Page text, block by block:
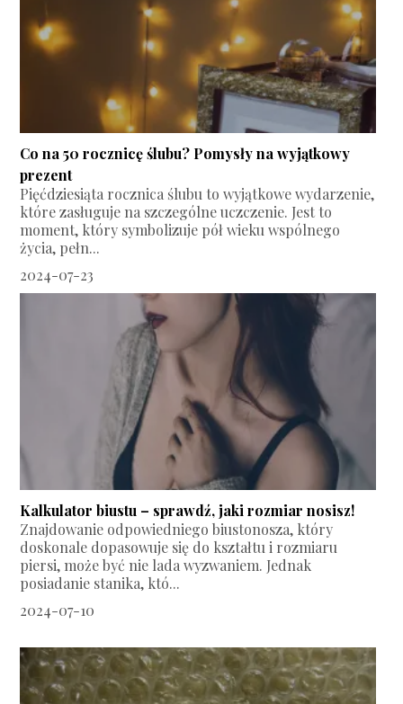
Co na 50 rocznicę ślubu? Pomysły na wyjątkowy
prezent
Pięćdziesiąta rocznica ślubu to wyjątkowe wydarzenie,
które zasługuje na szczególne uczczenie. Jest to
moment, który symbolizuje pół wieku wspólnego
życia, pełn...
2024-07-23
Kalkulator biustu – sprawdź, jaki rozmiar nosisz!
Znajdowanie odpowiedniego biustonosza, który
doskonale dopasowuje się do kształtu i rozmiaru
piersi, może być nie lada wyzwaniem. Jednak
posiadanie stanika, któ...
2024-07-10